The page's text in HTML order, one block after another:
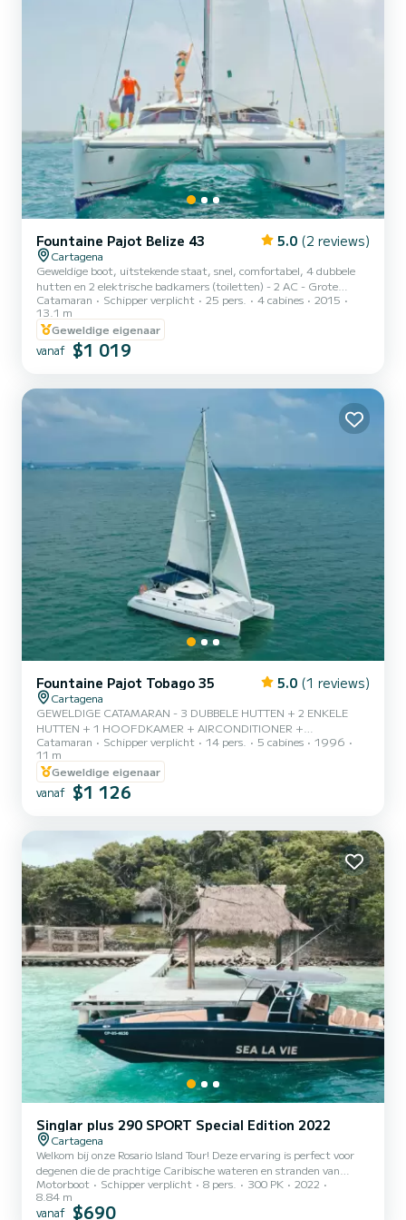
Fountaine Pajot Belize 43 5.0 (2 reviews)
Cartagena
Geweldige boot, uitstekende staat, snel, comfortabel, 4 dubbele
hutten en 2 elektrische badkamers (toiletten) - 2 AC - Grote
ruimtes
Catamaran Schipper verplicht 25 pers. 4 cabines
2015
13.1 m
Geweldige eigenaar
vanaf $1 019
Fountaine Pajot Tobago 35 5.0 (1 reviews)
Cartagena
GEWELDIGE CATAMARAN - 3 DUBBELE HUTTEN + 2 ENKELE
HUTTEN + 1 HOOFDKAMER + AIRCONDITIONER +
VISUITRUSTING + SNORKELUITRUSTING
Catamaran Schipper verplicht 14 pers. 5 cabines
1996
11 m
Geweldige eigenaar
vanaf $1 126
Singlar plus 290 SPORT Special Edition 2022
Cartagena
Welkom bij onze Rosario Island Tour! Deze ervaring is perfect voor
degenen die de prachtige Caribische wateren en stranden van
Colombia willen verkennen. (Privéboot) We zullen ons avontuur
beginnen door je op te halen bij de Nautical Club vanaf 8:30am. Van
daaruit zullen we koers zetten naar de Rosario-eilanden, een groep
Motorboot Schipper verplicht 8 pers. 300 PK
2022
8.84 m
vanaf $690